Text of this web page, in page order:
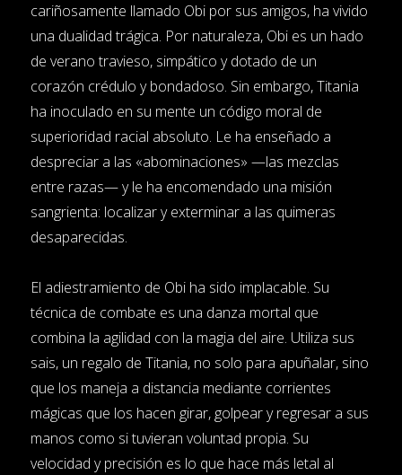
cariñosamente llamado Obi por sus amigos, ha vivido
una dualidad trágica. Por naturaleza, Obi es un hado
de verano travieso, simpático y dotado de un
corazón crédulo y bondadoso. Sin embargo, Titania
ha inoculado en su mente un código moral de
superioridad racial absoluto. Le ha enseñado a
despreciar a las «abominaciones» —las mezclas
entre razas— y le ha encomendado una misión
sangrienta: localizar y exterminar a las quimeras
desaparecidas.
El adiestramiento de Obi ha sido implacable. Su
técnica de combate es una danza mortal que
combina la agilidad con la magia del aire. Utiliza sus
sais, un regalo de Titania, no solo para apuñalar, sino
que los maneja a distancia mediante corrientes
mágicas que los hacen girar, golpear y regresar a sus
manos como si tuvieran voluntad propia. Su
velocidad y precisión es lo que hace más letal al